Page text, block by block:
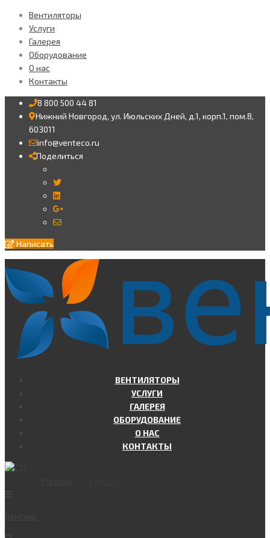
Вентиляторы
Услуги
Галерея
Оборудование
О нас
Контакты
8 800 500 44 81
Нижний Новгород, ул. Июльских Дней, д.1, корп.1, пом.8,
603011
info@venteco.ru
Поделиться
Написать
ВЕНТИЛЯТОРЫ
УСЛУГИ
ГАЛЕРЕЯ
ОБОРУДОВАНИЕ
О НАС
КОНТАКТЫ